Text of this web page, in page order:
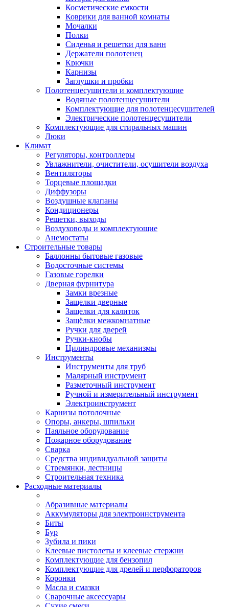
Косметические емкости
Коврики для ванной комнаты
Мочалки
Полки
Сиденья и решетки для ванн
Держатели полотенец
Крючки
Карнизы
Заглушки и пробки
Полотенцесушители и комплектующие
Водяные полотенцесушители
Комплектующие для полотенцесушителей
Электрические полотенцесушители
Комплектующие для стиральных машин
Люки
Климат
Регуляторы, контроллеры
Увлажнители, очистители, осушители воздуха
Вентиляторы
Торцевые площадки
Диффузоры
Воздушные клапаны
Кондиционеры
Решетки, выходы
Воздуховоды и комплектующие
Анемостаты
Строительные товары
Баллонны бытовые газовые
Водосточные системы
Газовые горелки
Дверная фурнитура
Замки врезные
Защелки дверные
Защелки для калиток
Защёлки межкомнатные
Ручки для дверей
Ручки-кнобы
Цилиндровые механизмы
Инструменты
Инструменты для труб
Малярный инструмент
Разметочный инструмент
Ручной и измерительный инструмент
Электроинструмент
Карнизы потолочные
Опоры, анкеры, шпильки
Паяльное оборудование
Пожарное оборудование
Сварка
Средства индивидуальной защиты
Стремянки, лестницы
Строительная техника
Расходные материалы
Абразивные материалы
Аккумуляторы для электроинструмента
Биты
Бур
Зубила и пики
Клеевые пистолеты и клеевые стержни
Комплектующие для бензопил
Комплектующие для дрелей и перфораторов
Коронки
Масла и смазки
Сварочные аксессуары